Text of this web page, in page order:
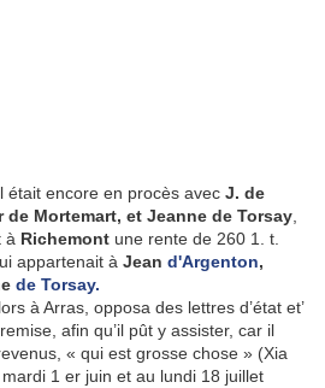
était encore en procès avec J. de
Mortemart, et Jeanne de Torsay
à Richemont une rente de 260 1. t.
appartenait à Jean d'Argenton,
de Torsay.
à Arras, opposa des lettres d’état et’
afin qu’il pût y assister, car il
« qui est grosse chose » (Xia
1 er juin et au lundi 18 juillet